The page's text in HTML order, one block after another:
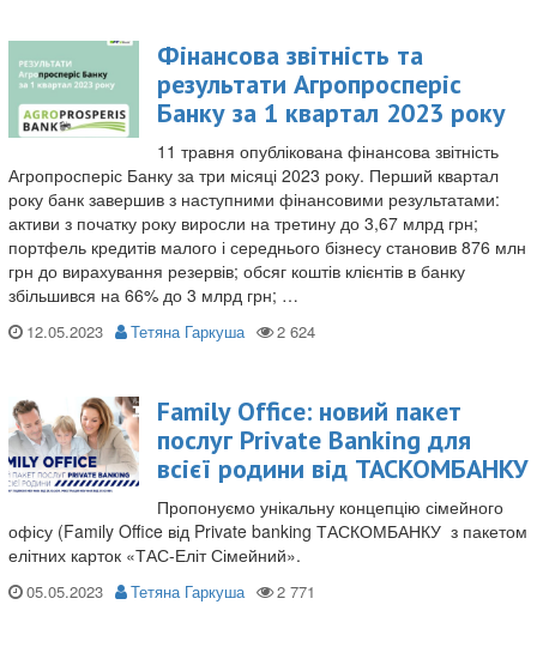
Фінансова звітність та
результати Агропросперіс
Банку за 1 квартал 2023 року
11 травня опублікована фінансова звітність
Агропросперіс Банку за три місяці 2023 року. Перший квартал
року банк завершив з наступними фінансовими результатами:
активи з початку року виросли на третину до 3,67 млрд грн;
портфель кредитів малого і середнього бізнесу становив 876 млн
грн до вирахування резервів; обсяг коштів клієнтів в банку
збільшився на 66% до 3 млрд грн; …
12.05.2023 Тетяна Гаркуша
Family Office: новий пакет
послуг Private Banking для
всієї родини від ТАСКОМБАНКУ
Пропонуємо унікальну концепцію сімейного
офісу (Family Office від Private banking ТАСКОМБАНКУ з пакетом
елітних карток «ТАС-Еліт Сімейний».
05.05.2023 Тетяна Гаркуша